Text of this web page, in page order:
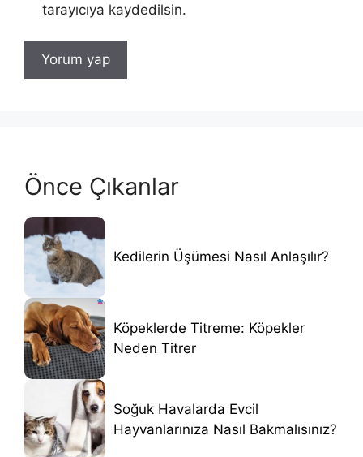
tarayıcıya kaydedilsin.
Önce Çıkanlar
Kedilerin Üşümesi Nasıl Anlaşılır?
Köpeklerde Titreme: Köpekler
Neden Titrer
Soğuk Havalarda Evcil
Hayvanlarınıza Nasıl Bakmalısınız?